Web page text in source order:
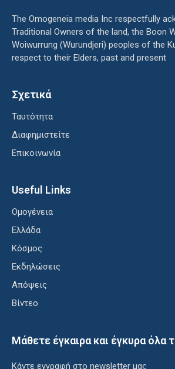
The Omogeneia media Inc respectfully
Traditional Owners of the land, the Boon
Woiwurrung (Wurundjeri) peoples of the
respect to their Elders, past and present
Σχετικά
Ταυτότητα
Διαφημιστείτε
Επικοινωνία
Useful Links
Ομογένεια
Ελλάδα
Κόσμος
Εκδηλώσεις
Απόψεις
Βίντεο
Μάθετε έγκαιρα και έγκυρα όλα
Κάντε εγγραφή στο newsletter μας